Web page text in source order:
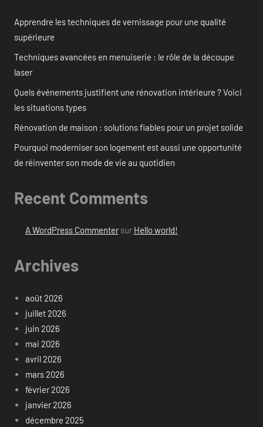
Apprendre les techniques de vernissage pour une qualité
supérieure
Techniques avancées en menuiserie : le rôle de la découpe
laser
Quels événements justifient une rénovation intérieure ? Voici
les situations types
Rénovation de maison : solutions fiables pour un projet solide
Pourquoi moderniser son logement est aussi une opportunité
de réinventer son mode de vie au quotidien
Recent Comments
A WordPress Commentersur Hello world!
Archives
août 2026
juillet 2026
juin 2026
mai 2026
avril 2026
mars 2026
février 2026
janvier 2026
décembre 2025